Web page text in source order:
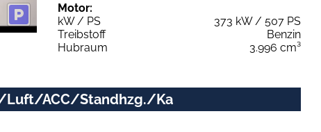
Motor:
kW / PS
373 kW / 507 PS
Treibstoff
Benzin
Hubraum
3.996 cm³
Luft/ACC/Standhzg./Ka